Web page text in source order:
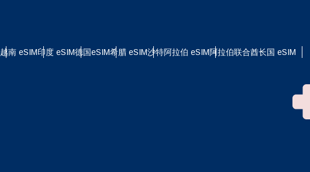
越南 eSIM印度 eSIM德国eSIM希腊 eSIM沙特阿拉伯 eSIM阿拉伯联合酋长国 eSIM